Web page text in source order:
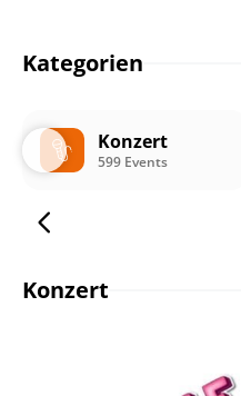
Kategorien
Konzert
599 Events
Konzert